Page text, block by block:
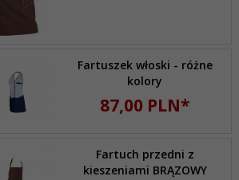
Fartuszek włoski - różne
kolory
87,00 PLN*
Fartuch przedni z
kieszeniami BRĄZOWY